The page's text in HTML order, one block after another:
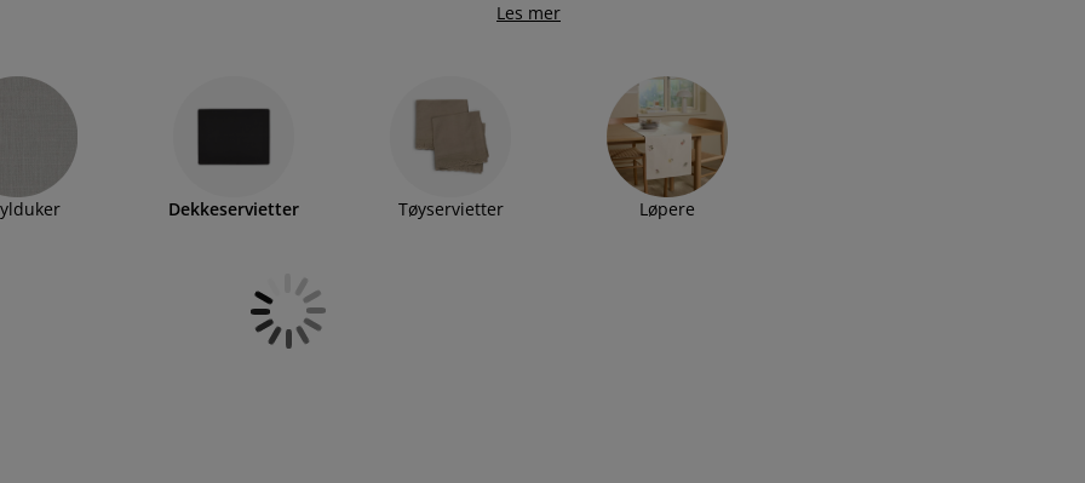
Les mer
Dekkeservietter Tøyservietter Løpere